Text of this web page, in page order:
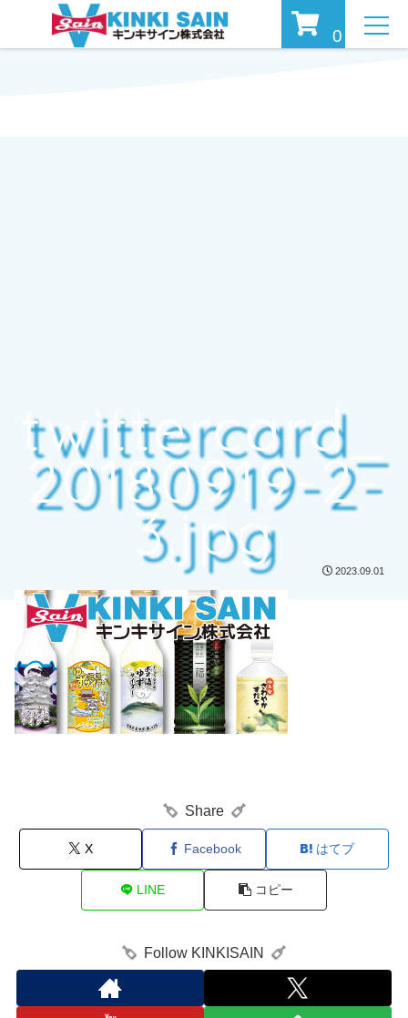
twittercard_
20180919-2-
3.jpg
2023.09.01
Share
X Facebook はてブ
LINE コピー
Follow KINKISAIN
0